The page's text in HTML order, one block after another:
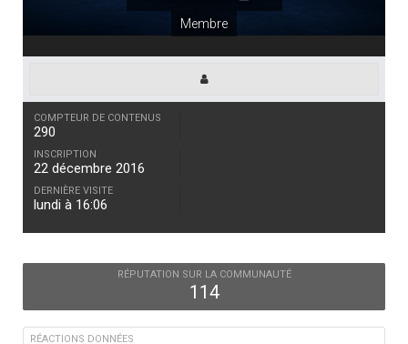
Membre
COMPTEUR DE CONTENUS
290
INSCRIPTION
22 décembre 2016
DERNIÈRE VISITE
lundi à 16:06
RÉPUTATION SUR LA COMMUNAUTÉ
114
RÉACTIONS DONNÉES